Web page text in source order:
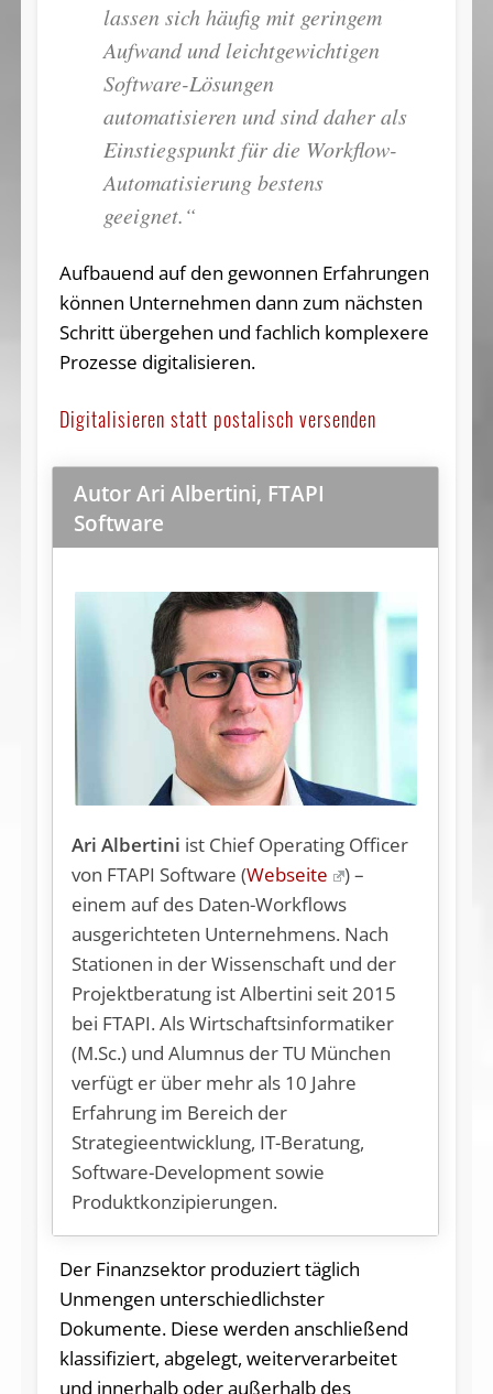
lassen sich häufig mit geringem
Aufwand und leichtgewichtigen
Software-Lösungen
automatisieren und sind daher als
Einstiegspunkt für die Workflow-
Automatisierung bestens
geeignet.“
Aufbauend auf den gewonnen Erfahrungen
können Unternehmen dann zum nächsten
Schritt übergehen und fachlich komplexere
Prozesse digitalisieren.
Digitalisieren statt postalisch versenden
Autor Ari Albertini, FTAPI
Software
Ari Albertini ist Chief Operating Officer
von FTAPI Software (Webseite
) –
einem auf des Daten-Workflows
ausgerichteten Unternehmens. Nach
Stationen in der Wissenschaft und der
Projektberatung ist Albertini seit 2015
bei FTAPI. Als Wirtschaftsinformatiker
(M.Sc.) und Alumnus der TU München
verfügt er über mehr als 10 Jahre
Erfahrung im Bereich der
Strategieentwicklung, IT-Beratung,
Software-Development sowie
Produktkonzipierungen.
Der Finanzsektor produziert täglich
Unmengen unterschiedlichster
Dokumente. Diese werden anschließend
klassifiziert, abgelegt, weiterverarbeitet
und innerhalb oder außerhalb des